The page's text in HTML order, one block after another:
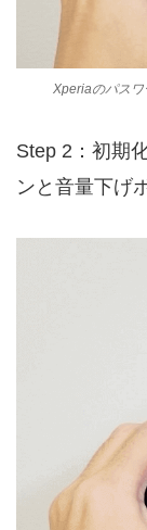
Xperiaのパス
Step 2：初期
ンと音量下げ